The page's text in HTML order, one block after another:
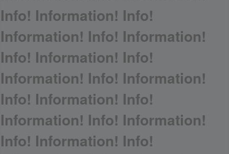
Info! Information! Info!
Information! Info! Information!
Info! Information! Info!
Information! Info! Information!
Info! Information! Info!
Information! Info! Information!
Info! Information! Info!